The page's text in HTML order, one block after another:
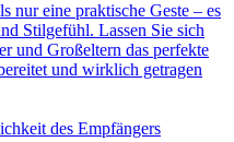
nur eine praktische Geste – es
Stilgefühl. Lassen Sie sich
und Großeltern das perfekte
und wirklich getragen
des Empfängers